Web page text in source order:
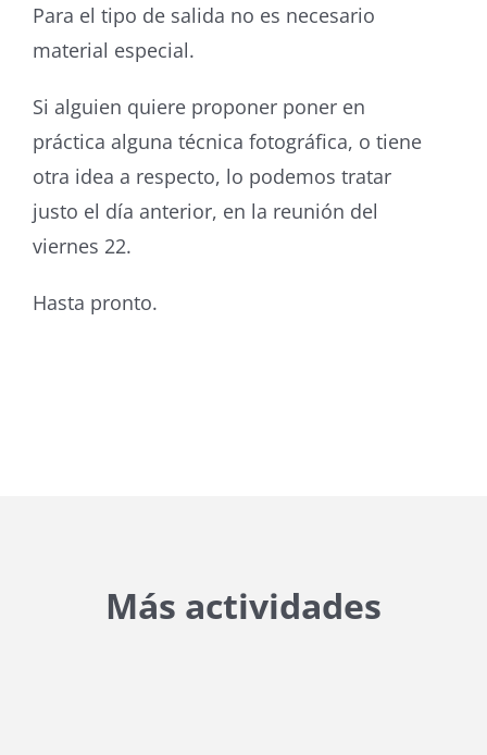
Para el tipo de salida no es necesario
material especial.
Si alguien quiere proponer poner en
práctica alguna técnica fotográfica, o tiene
otra idea a respecto, lo podemos tratar
justo el día anterior, en la reunión del
viernes 22.
Hasta pronto.
Más actividades